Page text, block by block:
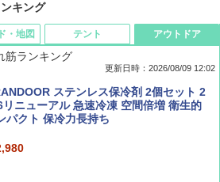
キング
PAL(ビ-パル) 2026年 9 月号【特別付録:
ミニマル"旅"財布 ランダム2種】
・地図
の歩き方 スター・ウォーズ
テント
ンパーズコレクション 山善] ポップアッ
ント 傘みたいに広げて畳める パッとサ
サンシェード キューブ フルクローズ メ
イキング カーキ PATC-150(KH)
アウトドア
筋ランキング
更新日時：2026/08/09 12:02
ステンレス保冷剤 2個セット 2
リニューアル 急速冷凍 空間倍増 衛生的
パクト 保冷力長持ち